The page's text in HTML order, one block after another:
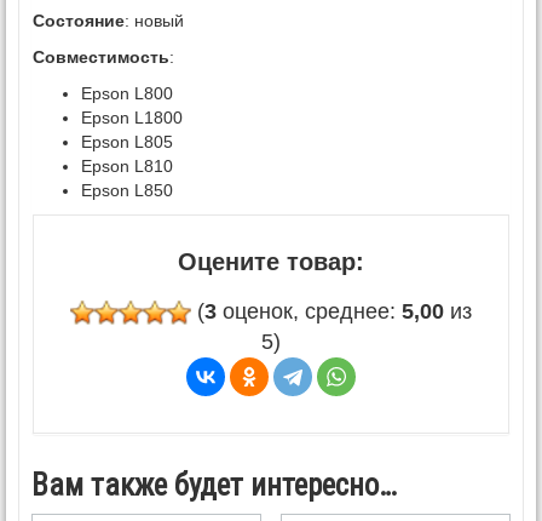
Состояние: новый
Совместимость:
Epson L800
Epson L1800
Epson L805
Epson L810
Epson L850
Оцените товар:
(3 оценок, среднее: 5,00 из
5)
Вам также будет интересно…